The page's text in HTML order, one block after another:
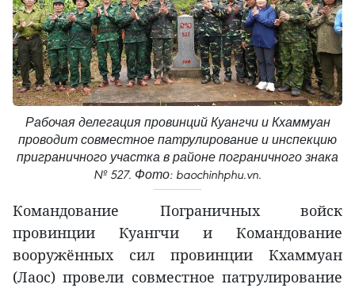
Рабочая делегация провинций Куангчи и Кхаммуан
проводит совместное патрулирование и инспекцию
приграничного участка в районе пограничного знака
№ 527. Фото: baochinhphu.vn.
Командование Пограничных войск
провинции Куангчи и Командование
вооружённых сил провинции Кхаммуан
(Лаос) провели совместное патрулирование